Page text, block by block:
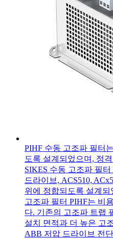
PIHF 수동 고조파 필터
도록 설계되었으며, 정
SIKES 수동 고조파 필
드라이브, ACS510,
위에 정합되도록 설계
고조파 필터 PIHF는 비
다. 기존의 고조파 트랩
설치 면적과 더 높은 고
ABB 저압 드라이브 전